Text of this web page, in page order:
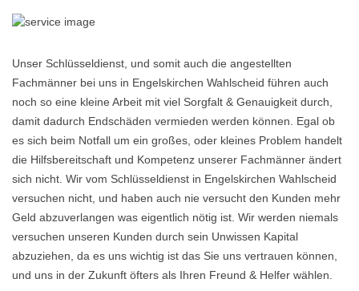
Unser Schlüsseldienst, und somit auch die angestellten
Fachmänner bei uns in Engelskirchen Wahlscheid führen auch
noch so eine kleine Arbeit mit viel Sorgfalt & Genauigkeit durch,
damit dadurch Endschäden vermieden werden können. Egal ob
es sich beim Notfall um ein großes, oder kleines Problem handelt
die Hilfsbereitschaft und Kompetenz unserer Fachmänner ändert
sich nicht. Wir vom Schlüsseldienst in Engelskirchen Wahlscheid
versuchen nicht, und haben auch nie versucht den Kunden mehr
Geld abzuverlangen was eigentlich nötig ist. Wir werden niemals
versuchen unseren Kunden durch sein Unwissen Kapital
abzuziehen, da es uns wichtig ist das Sie uns vertrauen können,
und uns in der Zukunft öfters als Ihren Freund & Helfer wählen.